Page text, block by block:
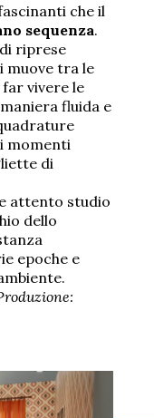
che il
sequenza.
riprese
muove tra le
vivere le
fluida e
momenti
di
attento studio
dello
epoche e